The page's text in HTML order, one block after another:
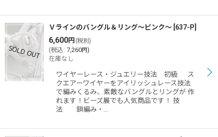
Ｖラインのバングル＆リング〜ピンク〜 637-P
6,600円 (税別)
(税込 : 7,260円)
在庫なし
ワイヤーレース・ジュエリー技法 初級 ス
クエアーワイヤーをアイリッシュレース技法
で編みくるみ、素敵なバングルとリングが 作
れます！ビーズ展でも人気商品です！ 技
法 鎖編み・…